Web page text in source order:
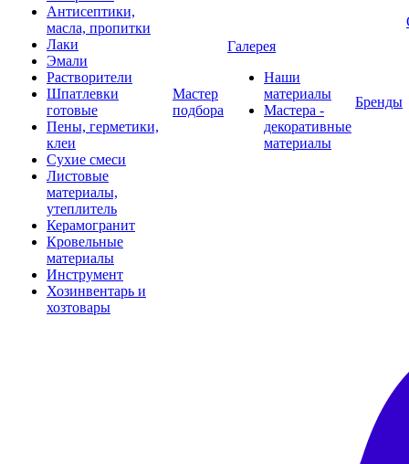
Антисептики,
масла, пропитки
Лаки
Эмали
Растворители
Шпатлевки
готовые
Пены, герметики,
клеи
Сухие смеси
Листовые
материалы,
утеплитель
Керамогранит
Кровельные
материалы
Инструмент
Хозинвентарь и
хозтовары
Мастер
подбора
Галерея
Наши
материалы
Мастера -
декоративные
материалы
Бренды